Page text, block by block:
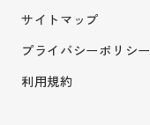
サイトマップ
プライバシーポリシー
利用規約